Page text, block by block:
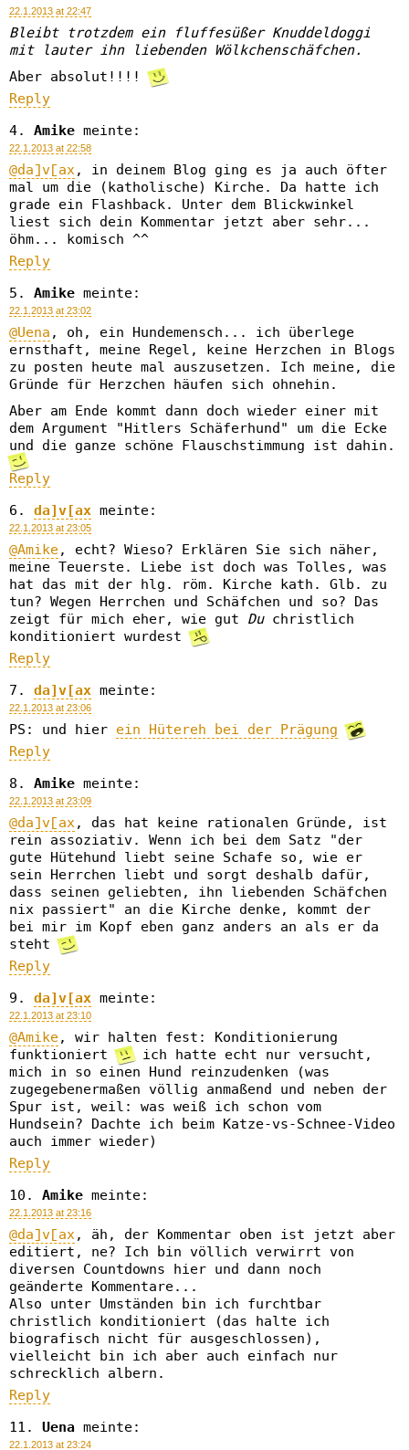
22.1.2013 at 22:47
Bleibt trotzdem ein fluffesüßer Knuddeldoggi
mit lauter ihn liebenden Wölkchenschäfchen.
Aber absolut!!!!
Reply
Amike meinte:
22.1.2013 at 22:58
@da]v[ax, in deinem Blog ging es ja auch öfter
mal um die (katholische) Kirche. Da hatte ich
grade ein Flashback. Unter dem Blickwinkel
liest sich dein Kommentar jetzt aber sehr...
öhm... komisch ^^
Reply
Amike meinte:
22.1.2013 at 23:02
@Uena , oh, ein Hundemensch... ich überlege
ernsthaft, meine Regel, keine Herzchen in Blogs
zu posten heute mal auszusetzen. Ich meine, die
Gründe für Herzchen häufen sich ohnehin.
Aber am Ende kommt dann doch wieder einer mit
dem Argument "Hitlers Schäferhund" um die Ecke
und die ganze schöne Flauschstimmung ist dahin.
Reply
da]v[ax meinte:
22.1.2013 at 23:05
@Amike, echt? Wieso? Erklären Sie sich näher,
meine Teuerste. Liebe ist doch was Tolles, was
hat das mit der hlg. röm. Kirche kath. Glb. zu
tun? Wegen Herrchen und Schäfchen und so? Das
zeigt für mich eher, wie gut Duchristlich
konditioniert wurdest
Reply
da]v[ax meinte:
22.1.2013 at 23:06
PS: und hier ein Hütereh bei der Prägung
Reply
Amike meinte:
22.1.2013 at 23:09
@da]v[ax, das hat keine rationalen Gründe, ist
rein assoziativ. Wenn ich bei dem Satz "der
gute Hütehund liebt seine Schafe so, wie er
sein Herrchen liebt und sorgt deshalb dafür,
dass seinen geliebten, ihn liebenden Schäfchen
nix passiert" an die Kirche denke, kommt der
bei mir im Kopf eben ganz anders an als er da
steht
Reply
da]v[ax meinte:
22.1.2013 at 23:10
@Amike, wir halten fest: Konditionierung
funktioniert
ich hatte echt nur versucht,
mich in so einen Hund reinzudenken (was
zugegebenermaßen völlig anmaßend und neben der
Spur ist, weil: was weiß ich schon vom
Hundsein? Dachte ich beim Katze-vs-Schnee-Video
auch immer wieder)
Reply
Amike meinte:
22.1.2013 at 23:16
@da]v[ax, äh, der Kommentar oben ist jetzt aber
editiert, ne? Ich bin völlich verwirrt von
diversen Countdowns hier und dann noch
geänderte Kommentare...
Also unter Umständen bin ich furchtbar
christlich konditioniert (das halte ich
biografisch nicht für ausgeschlossen),
vielleicht bin ich aber auch einfach nur
schrecklich albern.
Reply
Uena meinte:
22.1.2013 at 23:24